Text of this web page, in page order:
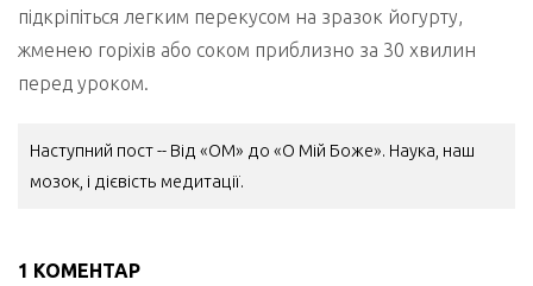
підкріпіться легким перекусом на зразок йогурту,
жменею горіхів або соком приблизно за 30 хвилин
перед уроком.
НАВІГАЦІЯ
ЗАПИСІВ
Наступний пост -- Від «ОМ» до «О Мій Боже». Наука, наш
мозок, і дієвість медитації.
1 КОМЕНТАР